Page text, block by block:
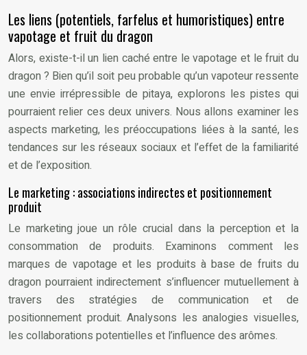
Les liens (potentiels, farfelus et humoristiques) entre
vapotage et fruit du dragon
Alors, existe-t-il un lien caché entre le vapotage et le fruit du
dragon ? Bien qu’il soit peu probable qu’un vapoteur ressente
une envie irrépressible de pitaya, explorons les pistes qui
pourraient relier ces deux univers. Nous allons examiner les
aspects marketing, les préoccupations liées à la santé, les
tendances sur les réseaux sociaux et l’effet de la familiarité
et de l’exposition.
Le marketing : associations indirectes et positionnement
produit
Le marketing joue un rôle crucial dans la perception et la
consommation de produits. Examinons comment les
marques de vapotage et les produits à base de fruits du
dragon pourraient indirectement s’influencer mutuellement à
travers des stratégies de communication et de
positionnement produit. Analysons les analogies visuelles,
les collaborations potentielles et l’influence des arômes.